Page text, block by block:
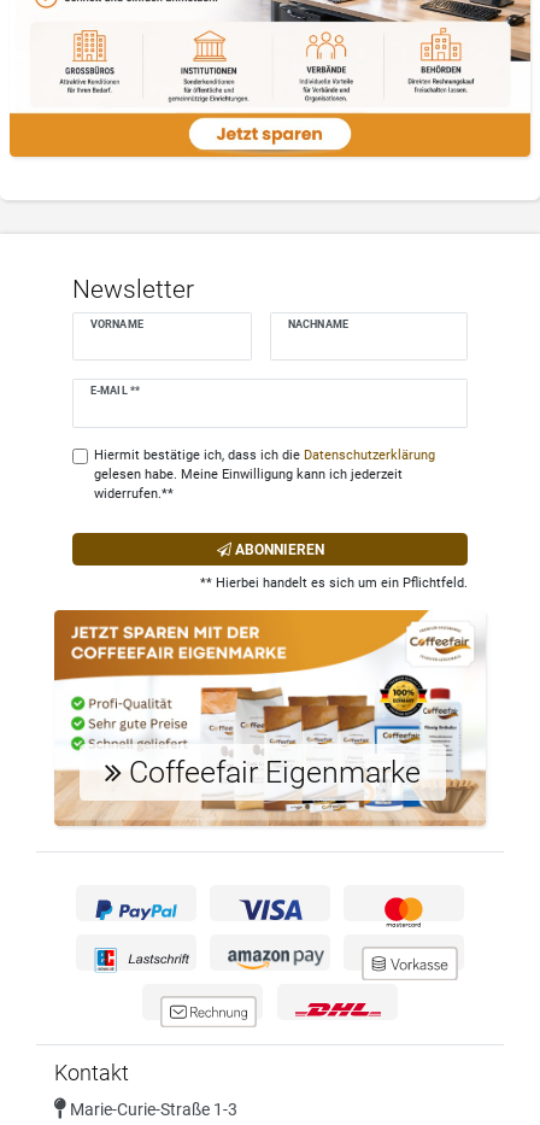
Newsletter
VORNAME NACHNAME
E-MAIL **
Newsletter
Hiermit bestätige ich, dass ich die Daten­schutz­erklärung
gelesen habe. Meine Einwilligung kann ich jederzeit
widerrufen.**
ABONNIEREN
** Hierbei handelt es sich um ein Pflichtfeld.
Coffeefair Eigenmarke
Kontakt
Marie-Curie-Straße 1-3